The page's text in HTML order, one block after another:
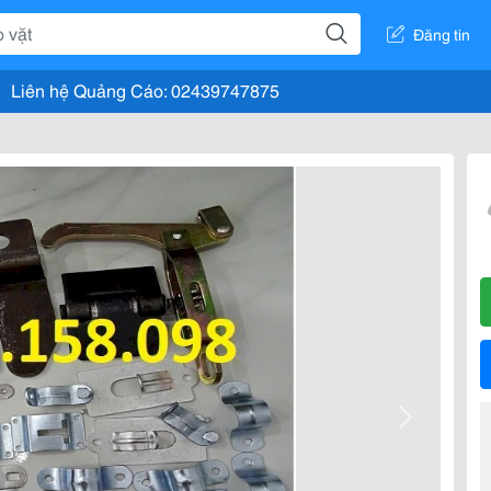
Đăng tin
Liên hệ Quảng Cáo: 02439747875